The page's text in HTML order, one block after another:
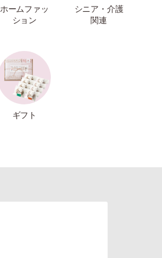
ホームファッ
ション
シニア・介護
関連
ギフト